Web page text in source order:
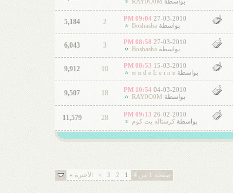
بواسطة RAY0O0M
27-03-2010
09:04 PM
بواسطة Boshasha
2
5,184
27-03-2010
08:58 PM
بواسطة Boshasha
3
6,043
15-03-2010
08:53 PM
بواسطةм α d е Ŀ е ı n е
10
9,912
04-03-2010
10:54 PM
بواسطة RAY0O0M
18
9,507
26-02-2010
09:13 PM
بواسطةكرستاله يت كوم 28
11,579
صفحة 1 من 4 1
2
3
> الأخيرة »